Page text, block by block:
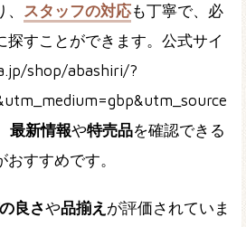
スタッフの対応も丁寧で、必
探すことができます。公式サイ
shop/abashiri/?
最新情報や特売品を確認できる
すすめです。
良さや品揃え が評価されていま